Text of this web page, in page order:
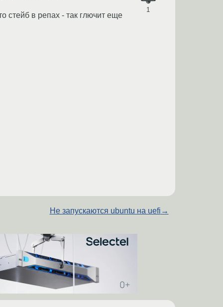
1
стейб в репах - так глючит еще
Не запускаются ubuntu на uefi →